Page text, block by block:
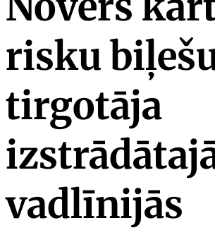
risku
tirgotāja
vadlīnijās